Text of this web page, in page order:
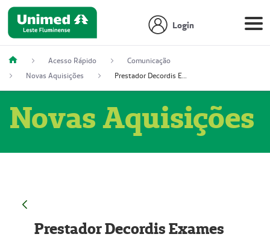
Login
Acesso Rápido
Comunicação
Novas Aquisições
Prestador Decordis Exames Cardiológicos LTDA (51004347-4)
Novas Aquisições
Prestador Decordis Exames